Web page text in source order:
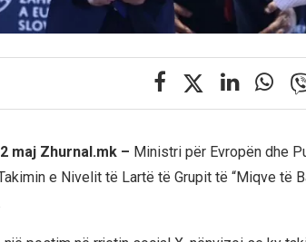
maj Zhurnal.mk – Ministri për Evropën dhe
e Nivelit të Lartë të Grupit të “Miqve të